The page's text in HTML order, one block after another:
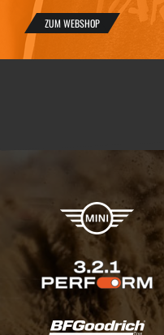
ZUM WEBSHOP
X-raid Partner